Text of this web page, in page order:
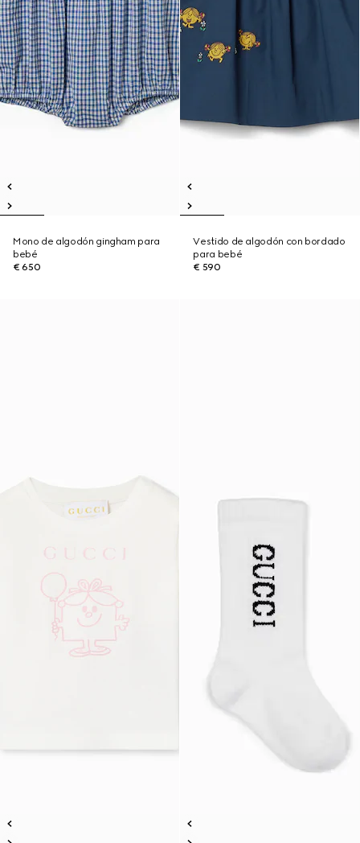
Mono de algodón gingham para
bebé
€ 650
Vestido de algodón con bordado
para bebé
€ 590